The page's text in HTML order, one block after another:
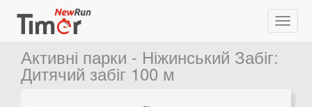
Активні парки - Ніжинський Забіг:
Дитячий забіг 100 м